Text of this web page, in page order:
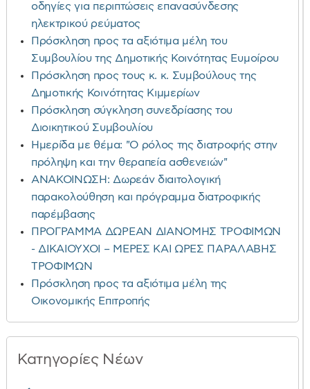
οδηγίες για περιπτώσεις επανασύνδεσης
ηλεκτρικού ρεύματος
Πρόσκληση προς τα αξιότιμα μέλη του
Συμβουλίου της Δημοτικής Κοινότητας Ευμοίρου
Πρόσκληση προς τους κ. κ. Συμβούλους της
Δημοτικής Κοινότητας Κιμμερίων
Πρόσκληση σύγκληση συνεδρίασης του
Διοικητικού Συμβουλίου
Ημερίδα με θέμα: "Ο ρόλος της διατροφής στην
πρόληψη και την θεραπεία ασθενειών"
ΑΝΑΚΟΙΝΩΣΗ: Δωρεάν διαιτολογική
παρακολούθηση και πρόγραμμα διατροφικής
παρέμβασης
ΠΡΟΓΡΑΜΜΑ ΔΩΡΕΑΝ ΔΙΑΝΟΜΗΣ ΤΡΟΦΙΜΩΝ
- ΔΙΚΑΙΟΥΧΟΙ – ΜΕΡΕΣ ΚΑΙ ΩΡΕΣ ΠΑΡΑΛΑΒΗΣ
ΤΡΟΦΙΜΩΝ
Πρόσκληση προς τα αξιότιμα μέλη της
Οικονομικής Επιτροπής
Κατηγορίες Νέων